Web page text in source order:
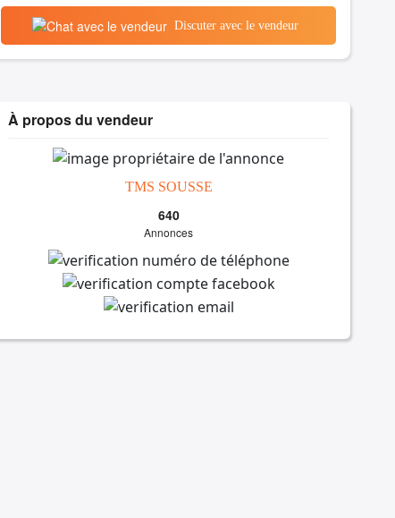
Discuter avec le vendeur
À propos du vendeur
TMS SOUSSE
640
Annonces